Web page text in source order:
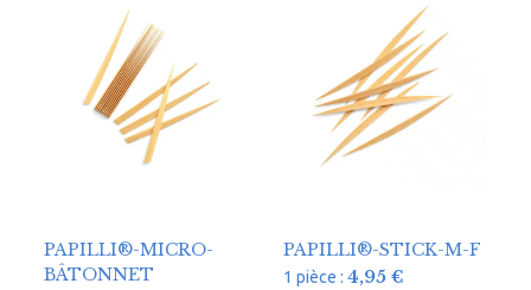
PAPILLI®-MICRO-
BÂTONNET
PAPILLI®-STICK-M-F
1 pièce : 4,95 €